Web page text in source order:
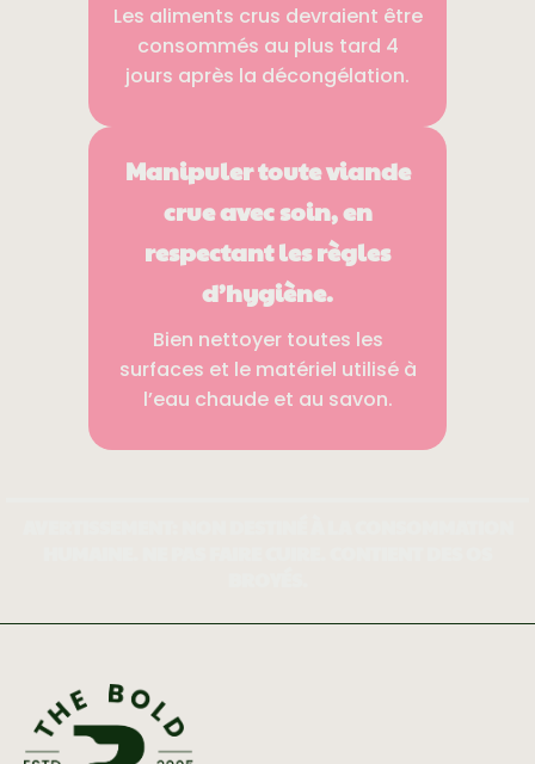
Les aliments crus devraient être
consommés au plus tard 4
jours après la décongélation.
Manipuler toute viande
crue avec soin, en
respectant les règles
d’hygiène.
Bien nettoyer toutes les
surfaces et le matériel utilisé à
l’eau chaude et au savon.